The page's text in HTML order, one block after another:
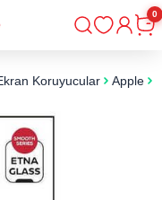
Giriş
0
Koruyucular Apple